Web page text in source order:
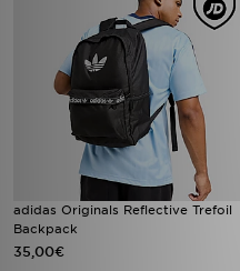
adidas Originals Reflective Trefoil
Backpack
35,00€